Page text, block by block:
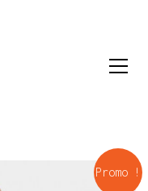
Promo !